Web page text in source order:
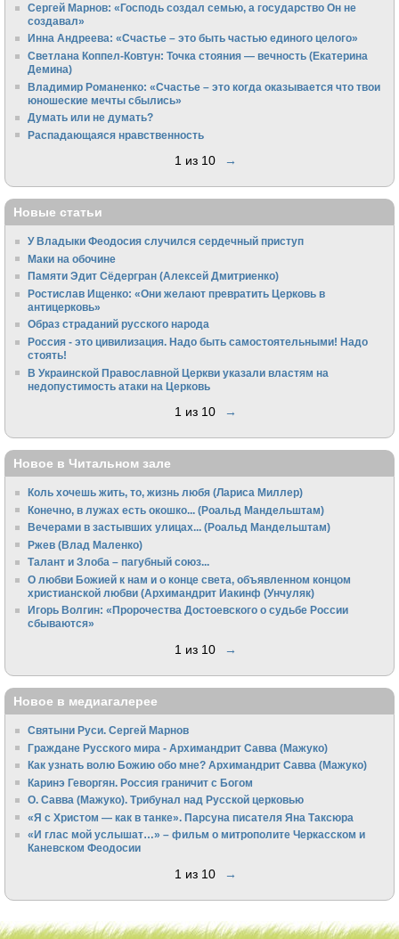
Сергей Марнов: «Господь создал семью, а государство Он не
создавал»
Инна Андреева: «Счастье – это быть частью единого целого»
Светлана Коппел-Ковтун: Точка стояния — вечность (Екатерина
Демина)
Владимир Романенко: «Счастье – это когда оказывается что твои
юношеские мечты сбылись»
Думать или не думать?
Распадающаяся нравственность
1 из 10 →
Новые статьи
У Владыки Феодосия случился сердечный приступ
Маки на обочине
Памяти Эдит Сёдергран (Алексей Дмитриенко)
Ростислав Ищенко: «Они желают превратить Церковь в
антицерковь»
Образ страданий русского народа
Россия - это цивилизация. Надо быть самостоятельными! Надо
стоять!
В Украинской Православной Церкви указали властям на
недопустимость атаки на Церковь
1 из 10 →
Новое в Читальном зале
Коль хочешь жить, то, жизнь любя (Лариса Миллер)
Конечно, в лужах есть окошко... (Роальд Мандельштам)
Вечерами в застывших улицах... (Роальд Мандельштам)
Ржев (Влад Маленко)
Талант и Злоба – пагубный союз...
О любви Божией к нам и о конце света, объявленном концом
христианской любви (Архимандрит Иакинф (Унчуляк)
Игорь Волгин: «Пророчества Достоевского о судьбе России
сбываются»
1 из 10 →
Новое в медиагалерее
Святыни Руси. Сергей Марнов
Граждане Русского мира - Архимандрит Савва (Мажуко)
Как узнать волю Божию обо мне? Архимандрит Савва (Мажуко)
Каринэ Геворгян. Россия граничит с Богом
О. Савва (Мажуко). Трибунал над Русской церковью
«Я с Христом — как в танке». Парсуна писателя Яна Таксюра
«И глас мой услышат…» – фильм о митрополите Черкасском и
Каневском Феодосии
1 из 10 →